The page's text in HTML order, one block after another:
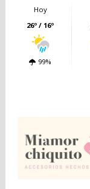
Hoy
26º / 16º
99%